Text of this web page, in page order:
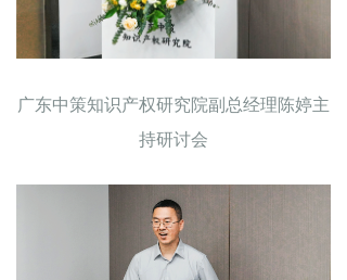
广东中策知识产权研究院副总经理陈婷主
持研讨会